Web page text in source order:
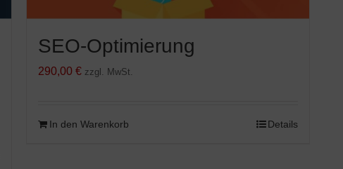
SEO-Optimierung
290,00 € zzgl. MwSt.
In den Warenkorb Details